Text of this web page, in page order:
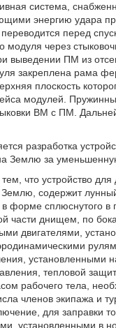
система,
энергию удара
перед
модуля через
выведении ПМ из
закреплена рама
плоскость
модулей.
ВМ с ПМ.
разработка
за уменьшенную
что устройство
содержит
форме сплюснутого в
части днищем, по
двигателями,
установленными
тепловой
рабочего тела,
членов экипажа и
для
установленными в